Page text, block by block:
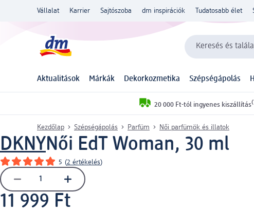
Vállalat Karrier Sajtószoba dm inspirációk Tudatosabb élet
Keresés és
Aktualitások Márkák Dekorkozmetika Szépségápolás
20 000 Ft-tól ingyenes kiszállítás
Kezdőlap Szépségápolás Parfüm Női parfümök és illatok
DKNYNői EdT Woman, 30 ml
5 (2 értékelés)
11 999 Ft